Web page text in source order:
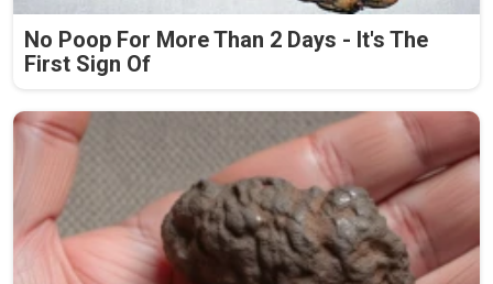
No Poop For More Than 2 Days - It's The
First Sign Of